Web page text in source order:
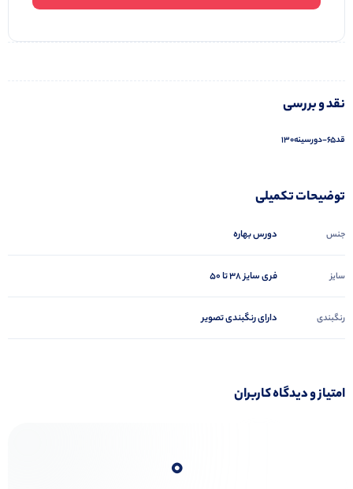
نقد و بررسی
قد۶۵-دورسینه۱۳۰
توضیحات تکمیلی
جنس دورس بهاره
سایز فری سایز 38 تا 50
رنگبندی دارای رنگبندی تصویر
امتیاز و دیدگاه کاربران
0